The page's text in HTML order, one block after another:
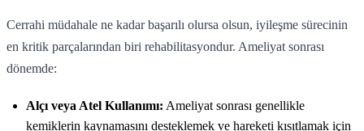
Cerrahi müdahale ne kadar başarılı olursa olsun, iyileşme sürecinin
en kritik parçalarından biri rehabilitasyondur. Ameliyat sonrası
dönemde:
Alçı veya Atel Kullanımı: Ameliyat sonrası genellikle
kemiklerin kaynamasını desteklemek ve hareketi kısıtlamak için